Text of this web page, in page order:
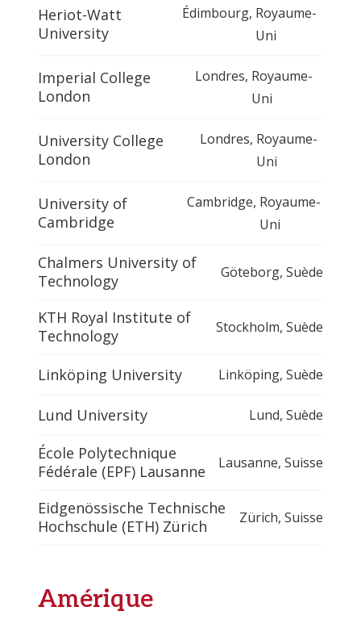
Heriot-Watt
University
Édimbourg, Royaume-
Uni
Imperial College
London
Londres, Royaume-
Uni
University College
London
Londres, Royaume-
Uni
University of
Cambridge
Cambridge, Royaume-
Uni
Chalmers University of
Technology
Göteborg, Suède
KTH Royal Institute of
Technology
Stockholm, Suède
Linköping University Linköping, Suède
Lund University Lund, Suède
École Polytechnique
Fédérale (EPF) Lausanne
Lausanne, Suisse
Eidgenössische Technische
Hochschule (ETH) Zürich
Zürich, Suisse
Amérique